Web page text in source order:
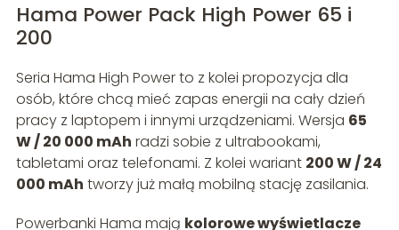
Hama Power Pack High Power 65 i
200
Seria Hama High Power to z kolei propozycja dla
osób, które chcą mieć zapas energii na cały dzień
pracy z laptopem i innymi urządzeniami. Wersja 65
W / 20 000 mAh radzi sobie z ultrabookami,
tabletami oraz telefonami. Z kolei wariant 200 W / 24
000 mAh tworzy już małą mobilną stację zasilania.
Powerbanki Hama mają kolorowe wyświetlacze